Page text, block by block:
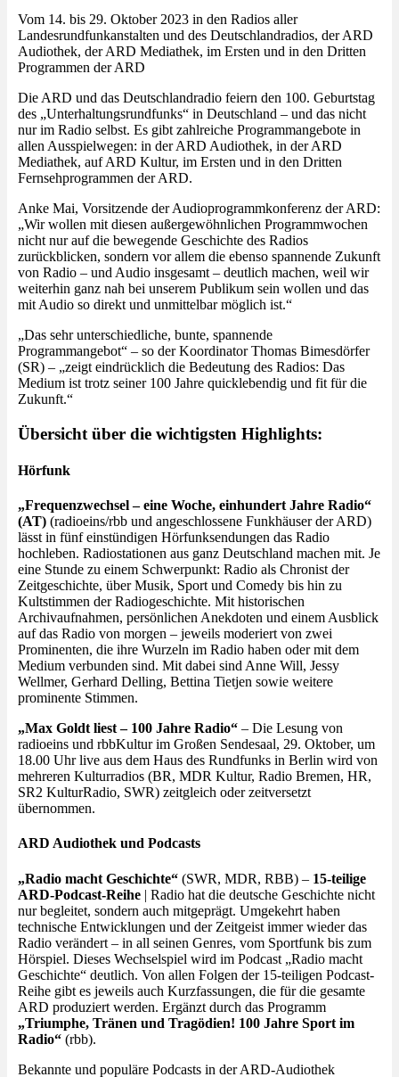
Vom 14. bis 29. Oktober 2023 in den Radios aller
Landesrundfunkanstalten und des Deutschlandradios, der ARD
Audiothek, der ARD Mediathek, im Ersten und in den Dritten
Programmen der ARD
Die ARD und das Deutschlandradio feiern den 100. Geburtstag
des „Unterhaltungsrundfunks“ in Deutschland – und das nicht
nur im Radio selbst. Es gibt zahlreiche Programmangebote in
allen Ausspielwegen: in der ARD Audiothek, in der ARD
Mediathek, auf ARD Kultur, im Ersten und in den Dritten
Fernsehprogrammen der ARD.
Anke Mai, Vorsitzende der Audioprogrammkonferenz der ARD:
„Wir wollen mit diesen außergewöhnlichen Programmwochen
nicht nur auf die bewegende Geschichte des Radios
zurückblicken, sondern vor allem die ebenso spannende Zukunft
von Radio – und Audio insgesamt – deutlich machen, weil wir
weiterhin ganz nah bei unserem Publikum sein wollen und das
mit Audio so direkt und unmittelbar möglich ist.“
„Das sehr unterschiedliche, bunte, spannende
Programmangebot“ – so der Koordinator Thomas Bimesdörfer
(SR) – „zeigt eindrücklich die Bedeutung des Radios: Das
Medium ist trotz seiner 100 Jahre quicklebendig und fit für die
Zukunft.“
Übersicht über die wichtigsten Highlights:
Hörfunk
„Frequenzwechsel – eine Woche, einhundert Jahre Radio“
(AT) (radioeins/rbb und angeschlossene Funkhäuser der ARD)
lässt in fünf einstündigen Hörfunksendungen das Radio
hochleben. Radiostationen aus ganz Deutschland machen mit. Je
eine Stunde zu einem Schwerpunkt: Radio als Chronist der
Zeitgeschichte, über Musik, Sport und Comedy bis hin zu
Kultstimmen der Radiogeschichte. Mit historischen
Archivaufnahmen, persönlichen Anekdoten und einem Ausblick
auf das Radio von morgen – jeweils moderiert von zwei
Prominenten, die ihre Wurzeln im Radio haben oder mit dem
Medium verbunden sind. Mit dabei sind Anne Will, Jessy
Wellmer, Gerhard Delling, Bettina Tietjen sowie weitere
prominente Stimmen.
„Max Goldt liest – 100 Jahre Radio“ – Die Lesung von
radioeins und rbbKultur im Großen Sendesaal, 29. Oktober, um
18.00 Uhr live aus dem Haus des Rundfunks in Berlin wird von
mehreren Kulturradios (BR, MDR Kultur, Radio Bremen, HR,
SR2 KulturRadio, SWR) zeitgleich oder zeitversetzt
übernommen.
ARD Audiothek und Podcasts
„Radio macht Geschichte“ (SWR, MDR, RBB) – 15-teilige
ARD-Podcast-Reihe | Radio hat die deutsche Geschichte nicht
nur begleitet, sondern auch mitgeprägt. Umgekehrt haben
technische Entwicklungen und der Zeitgeist immer wieder das
Radio verändert – in all seinen Genres, vom Sportfunk bis zum
Hörspiel. Dieses Wechselspiel wird im Podcast „Radio macht
Geschichte“ deutlich. Von allen Folgen der 15-teiligen Podcast-
Reihe gibt es jeweils auch Kurzfassungen, die für die gesamte
ARD produziert werden. Ergänzt durch das Programm
„Triumphe, Tränen und Tragödien! 100 Jahre Sport im
Radio“ (rbb).
Bekannte und populäre Podcasts in der ARD-Audiothek